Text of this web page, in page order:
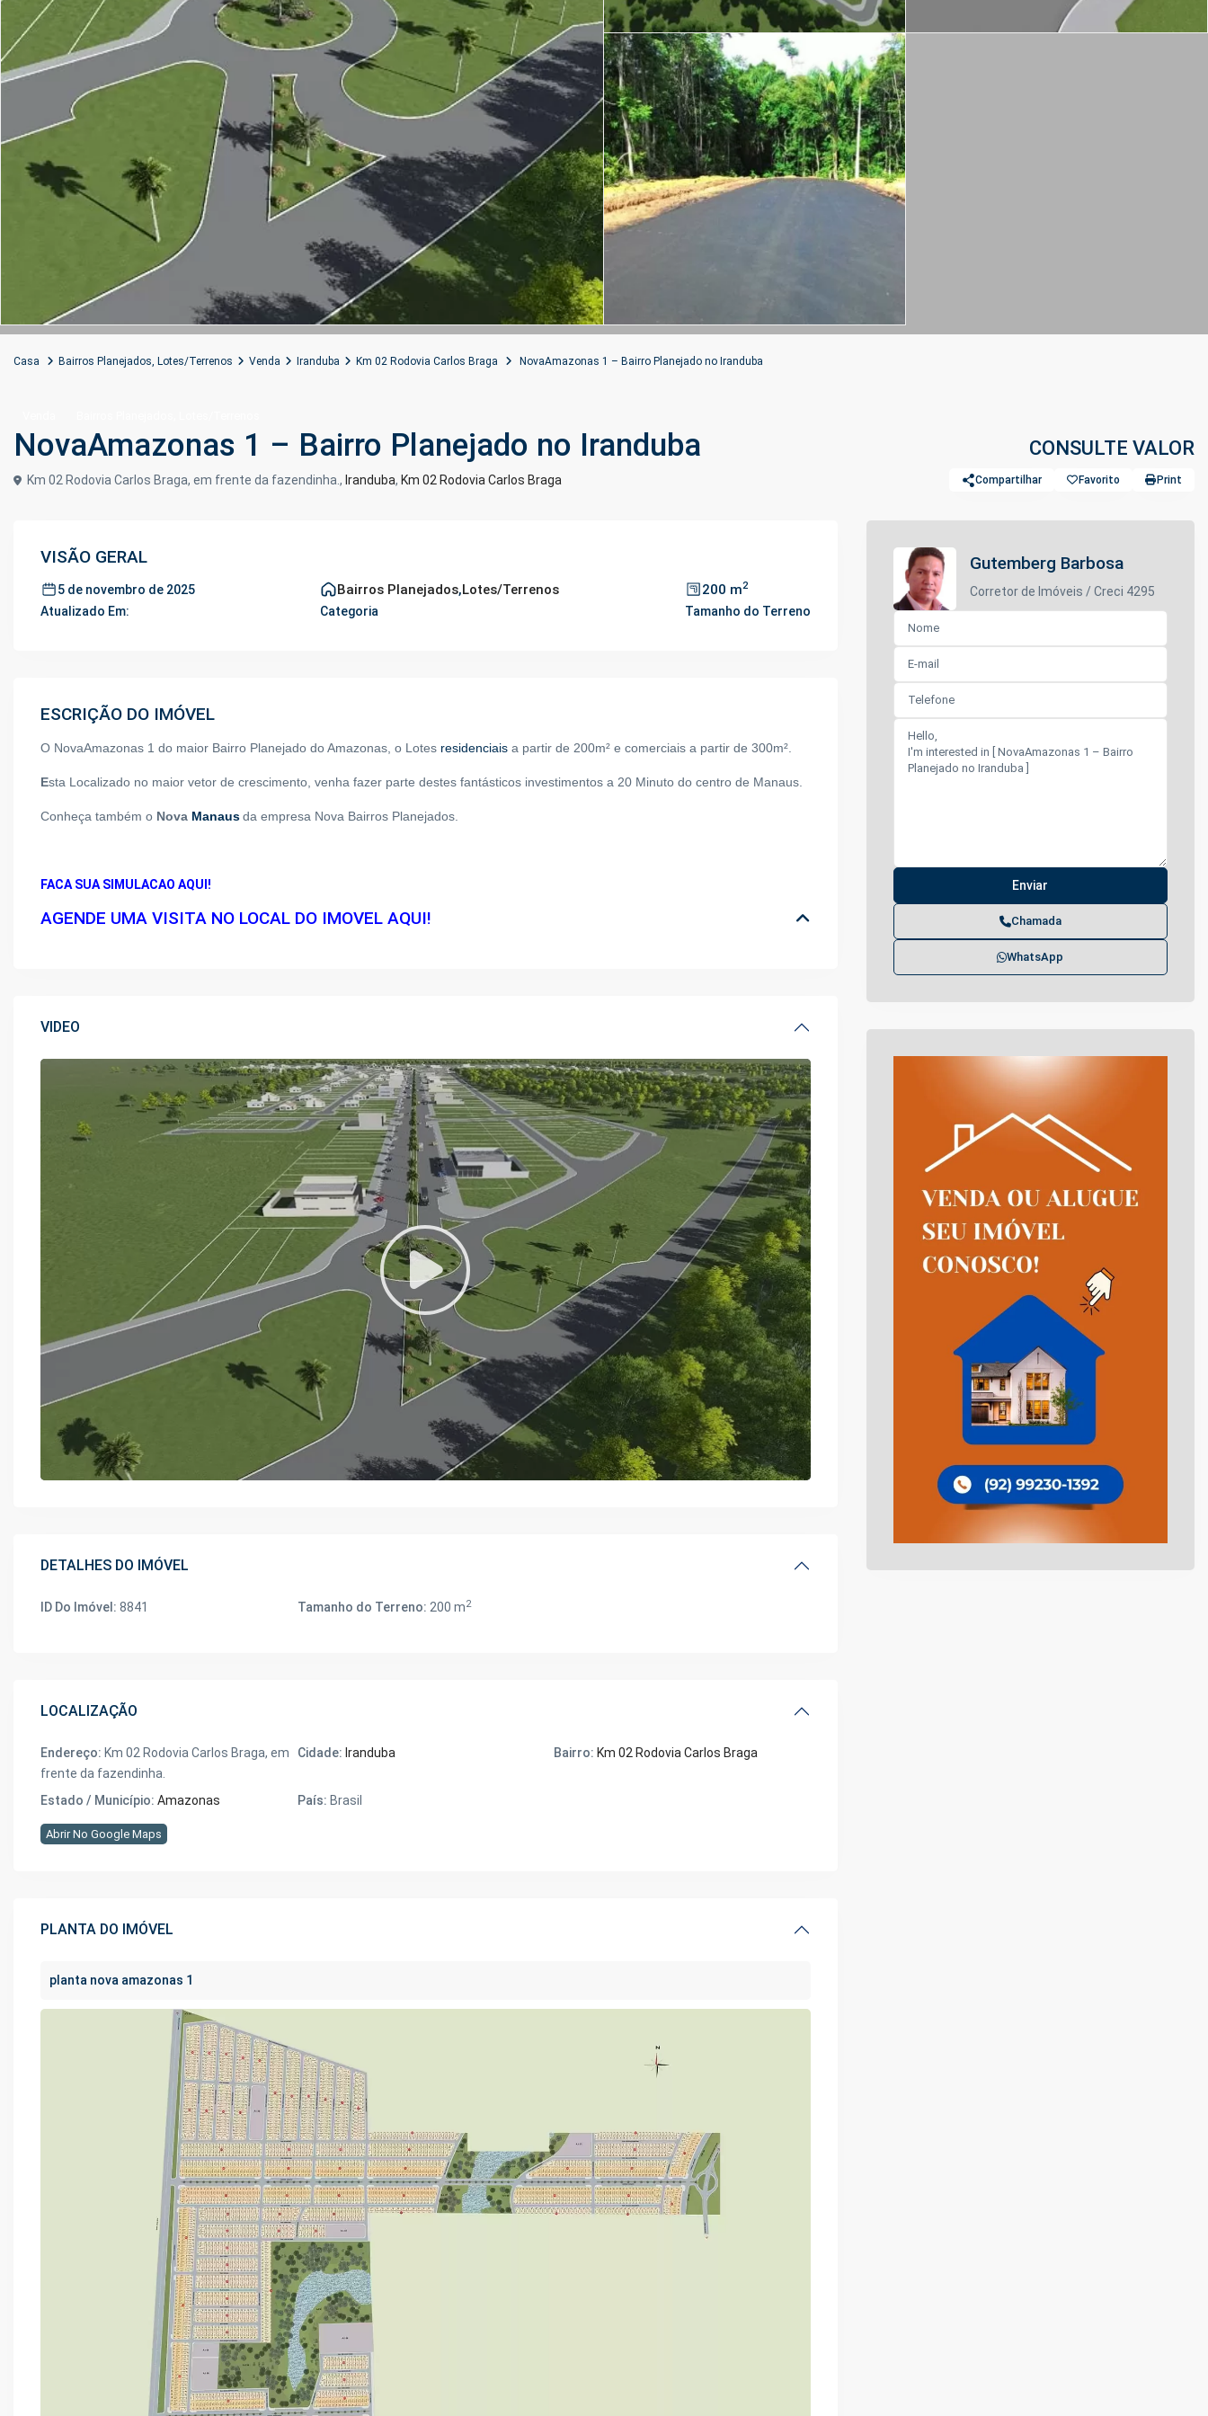
Casa Bairros Planejados, Lotes/Terrenos Venda Iranduba Km 02 Rodovia Carlos Braga NovaAmazonas 1 – Bairro Planejado no Iranduba
NovaAmazonas 1 – Bairro Planejado no Iranduba CONSULTE VALOR
Km 02 Rodovia Carlos Braga, em frente da fazendinha., Iranduba, Km 02 Rodovia Carlos Braga Compartilhar Favorito Print
VISÃO GERAL
5 de novembro de 2025
Atualizado Em:
Bairros Planejados,Lotes/Terrenos
Categoria
200 m2
Tamanho do Terreno
ESCRIÇÃO DO IMÓVEL
O NovaAmazonas 1 do maior Bairro Planejado do Amazonas, o Lotes residenciais a partir de 200m² e comerciais a partir de 300m².
Esta Localizado no maior vetor de crescimento, venha fazer parte destes fantásticos investimentos a 20 Minuto do centro de Manaus.
Conheça também o Nova Manausda empresa Nova Bairros Planejados.
FACA SUA SIMULACAO AQUI!
AGENDE UMA VISITA NO LOCAL DO IMOVEL AQUI!
VIDEO
DETALHES DO IMÓVEL
ID Do Imóvel: 8841 Tamanho do Terreno: 200 m2
LOCALIZAÇÃO
Endereço: Km 02 Rodovia Carlos Braga, em
frente da fazendinha.
Cidade: Iranduba Bairro: Km 02 Rodovia Carlos Braga
Estado / Município: Amazonas País: Brasil
Abrir No Google Maps
PLANTA DO IMÓVEL
planta nova amazonas 1
Gutemberg Barbosa
Corretor de Imóveis / Creci 4295
Chamada
WhatsApp